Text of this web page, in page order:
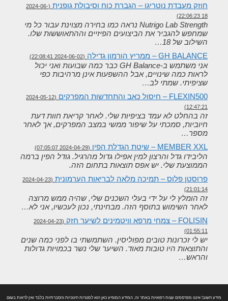
חוזק מעבדת נוטריגו – הגברת כוח וסיבולת גופנית
(2024-06-
18 22:06:23)
Nutrigo Lab Strength נראה כמו בחירה מצוינת עבור כל מי
שמחפש להגביר את הביצועים הפיזיים וההתאוששות שלו.
השילוב של 18…
GH BALANCE – ממריץ הורמון גדילה
(2024-06-02 22:08:41)
אני משתמש ב-GH Balance כבר כמה שבועות ואני יכול
לראות כמה שינויים, אבל ההשפעות אינן מרהיבות כפי
שציפיתי. שמתי לב…
FLEXIN500 – חיסול כאב והתחדשות המפרקים
(2024-05-12
12:47:21)
זה בהחלט לא עמד בציפיות שלי. לאחר קריאת חוות דעת
חיוביות, סמכתי על שיפור ממשי במצב המפרקים, אך לאחר
מספר…
MEMBER XXL – שיטת הגדלת הפין
(2024-04-29 07:05:07)
הליבידו גדל והרצון למין אפילו גדול מהרגיל. גודל הפין ברמה
הממוצעת שלי. יש אפס תוצאות בתחום הזה.
פרוסטן פלוס – תמיכה מלאה לבריאות הערמונית
(2024-04-23
21:01:14)
זה הומלץ לי על ידי בעלי השכנים שלי, שהיה ממש מרוצה
לאחר השימוש בתוסף הזה. מבחינתי, נכון לעכשיו, אני לא…
FOLISIN – צמחי מרפא וויטמינים לשיער חזק
(2024-04-23
01:55:11)
יש לי זכרונות טובים מפוליסין. השתמשתי בו לפני כמה שנים
והתוצאות היו טובות מאוד. השיער שלי נשר בכמויות גדולות
והראש…
מידע חשוב! איננו מפרסמים עצות רפואיות באתר זה. המידע המופיע כאן הוא למטרות חינוכיות והסברתיות בלבד ואין לראות בשום